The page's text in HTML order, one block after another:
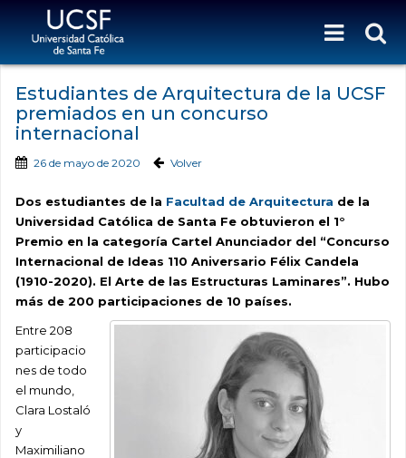
Estudiantes de Arquitectura de la UCSF
premiados en un concurso
internacional
26 de mayo de 2020 Volver
Dos estudiantes de la Facultad de Arquitectura de la
Universidad Católica de Santa Fe obtuvieron el 1°
Premio en la categoría Cartel Anunciador del “Concurso
Internacional de Ideas 110 Aniversario Félix Candela
(1910-2020). El Arte de las Estructuras Laminares”. Hubo
más de 200 participaciones de 10 países.
Entre 208
participacio
nes de todo
el mundo,
Clara Lostaló
y
Maximiliano